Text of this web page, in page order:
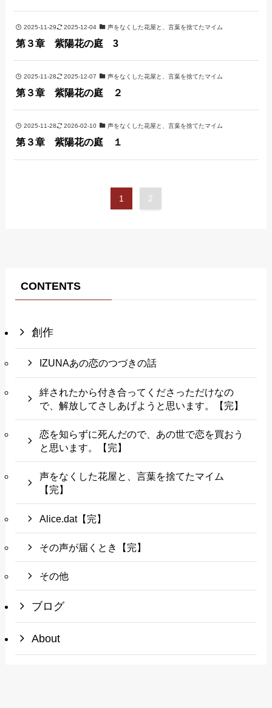
2025-11-29 2025-12-04 声をなくした花屋と、言葉を捨てたマイム
第３章 紫陽花の庭 3
2025-11-28 2025-12-07 声をなくした花屋と、言葉を捨てたマイム
第３章 紫陽花の庭 ２
2025-11-28 2026-02-10 声をなくした花屋と、言葉を捨てたマイム
第３章 紫陽花の庭 １
1 2
CONTENTS
創作
IZUNAあの恋のつづきの話
絆されたから付き合ってくださっただけなの
で、解放してさしあげようと思います。【完】
恋を知らずに死んだので、あの世で恋を買おう
と思います。【完】
声をなくした花屋と、言葉を捨てたマイム
【完】
Alice.dat【完】
その声が届くとき【完】
その他
ブログ
About